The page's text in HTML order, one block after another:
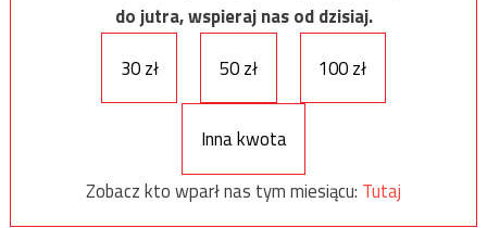
do jutra, wspieraj nas od dzisiaj.
30 zł
50 zł 100 zł
Inna kwota
Zobacz kto wparł nas tym miesiącu: Tutaj